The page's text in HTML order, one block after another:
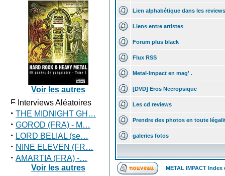
Voir les autres
Interviews Aléatoires
· THE MIDNIGHT GH…
· GOROD (FRA) - M…
· LORD BELIAL (se…
· NINE ELEVEN (FR…
· AMARTIA (FRA) -…
Voir les autres
Lien alphabétique dans les reviews
Liens entre artistes
Forum plus black
Flux RSS
Metal-Impact en mag' .
[DVD] Eros Necropsique
Les cd reviews
Prendre des photos en toute
galeries fotos
METAL IMPACT